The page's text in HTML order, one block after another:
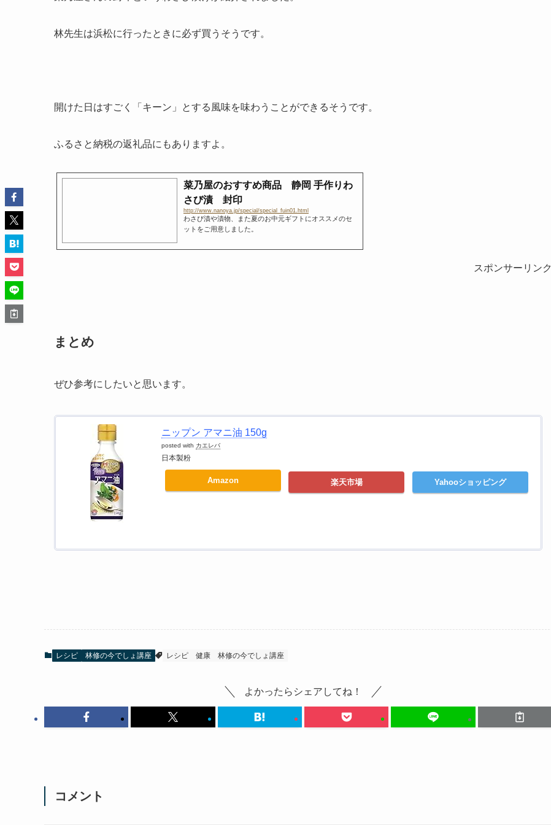
林先生は浜松に行ったときに必ず買うそうです。
開けた日はすごく「キーン」とする風味を味わうことができるそうです。
ふるさと納税の返礼品にもありますよ。
菜乃屋のおすすめ商品 静岡 手作りわ
さび漬 封印
http://www.nanoya.jp/special/special_fuin01.html
わさび漬や漬物、また夏のお中元ギフトにオススメのセ
ットをご用意しました。
スポンサーリンク
まとめ
ぜひ参考にしたいと思います。
ニップン アマニ油 150g
posted with カエレバ
日本製粉
Amazon 楽天市場 Yahooショッピング
レシピ 林修の今でしょ講座 レシピ 健康 林修の今でしょ講座
よかったらシェアしてね！
コメント